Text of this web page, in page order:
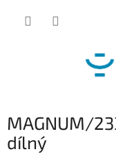
MAGNUM/
dílný